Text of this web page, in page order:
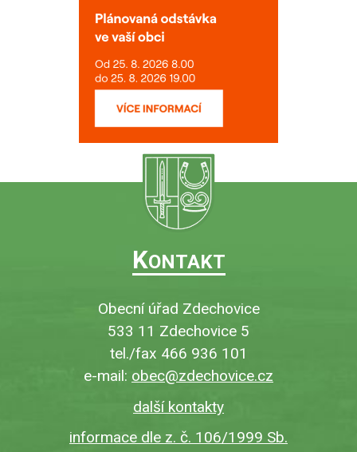
KONTAKT
Obecní úřad Zdechovice
533 11 Zdechovice 5
tel./fax 466 936 101
e-mail: obec@zdechovice.cz
další kontakty
informace dle z. č. 106/1999 Sb.